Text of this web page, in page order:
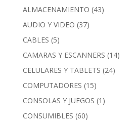
ALMACENAMIENTO (43)
AUDIO Y VIDEO (37)
CABLES (5)
CAMARAS Y ESCANNERS (14)
CELULARES Y TABLETS (24)
COMPUTADORES (15)
CONSOLAS Y JUEGOS (1)
CONSUMIBLES (60)